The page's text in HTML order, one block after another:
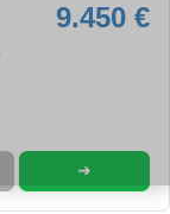
9.450 €
➜